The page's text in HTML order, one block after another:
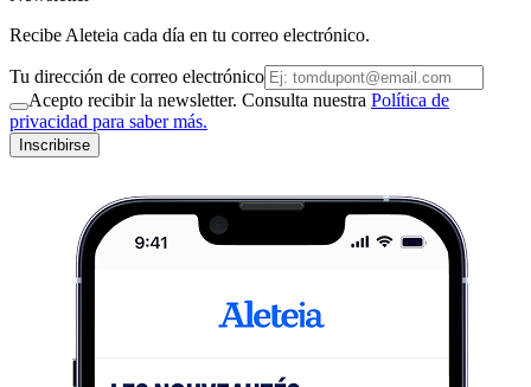
Recibe Aleteia cada día en tu correo electrónico.
Tu dirección de correo electrónico
Acepto recibir la newsletter. Consulta nuestra Política de
privacidad para saber más.
Inscribirse